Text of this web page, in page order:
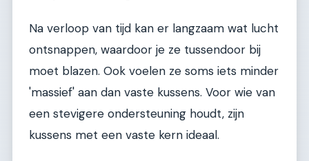
Na verloop van tijd kan er langzaam wat lucht
ontsnappen, waardoor je ze tussendoor bij
moet blazen. Ook voelen ze soms iets minder
'massief' aan dan vaste kussens. Voor wie van
een stevigere ondersteuning houdt, zijn
kussens met een vaste kern ideaal.